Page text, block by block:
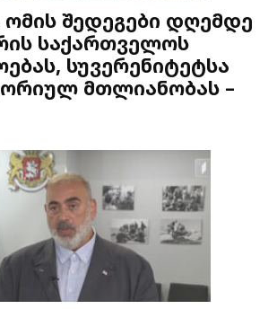
ომის შედეგები დღემდე
საქართველოს
სუვერენიტეტსა
მთლიანობას –